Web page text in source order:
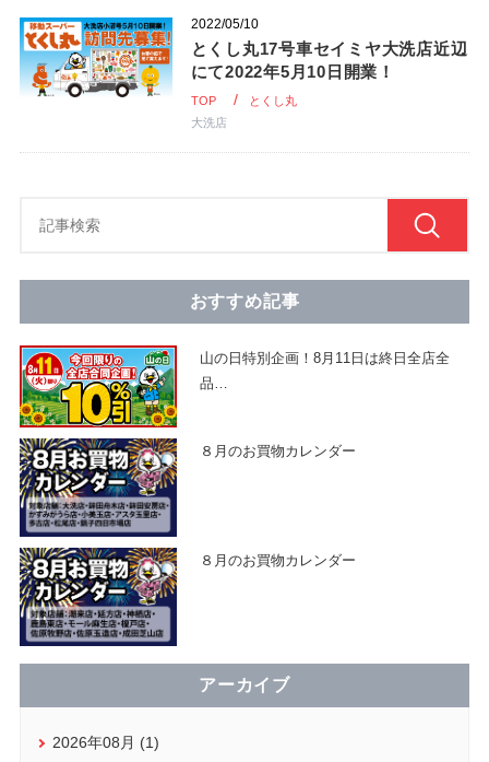
2022/05/10
とくし丸17号車セイミヤ大洗店近辺
にて2022年5月10日開業！
TOP
とくし丸
大洗店
おすすめ記事
山の日特別企画！8月11日は終日全店全
品…
８月のお買物カレンダー
８月のお買物カレンダー
アーカイブ
2026年08月 (1)